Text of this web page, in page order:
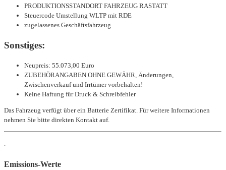
PRODUKTIONSSTANDORT FAHRZEUG RASTATT
Steuercode Umstellung WLTP mit RDE
zugelassenes Geschäftsfahrzeug
Sonstiges:
Neupreis: 55.073,00 Euro
ZUBEHÖRANGABEN OHNE GEWÄHR, Änderungen,
Zwischenverkauf und Irrtümer vorbehalten!
Keine Haftung für Druck & Schreibfehler
Das Fahrzeug verfügt über ein Batterie Zertifikat. Für weitere Informationen
nehmen Sie bitte direkten Kontakt auf.
Emissions-Werte